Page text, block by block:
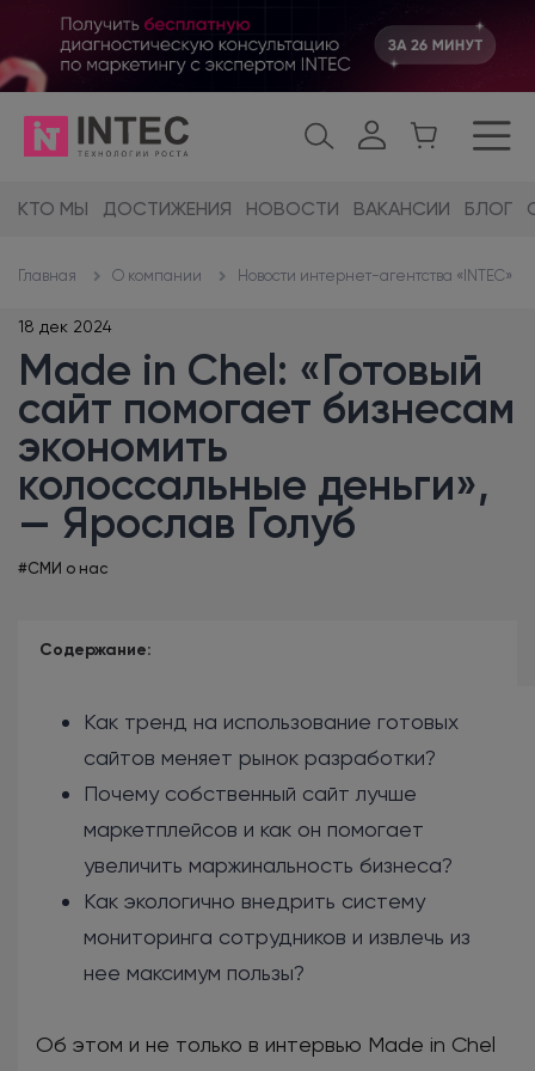
КТО МЫ ДОСТИЖЕНИЯ НОВОСТИ ВАКАНСИИ БЛОГ
Главная О компании Новости интернет-агентства «INTEC»
18 дек 2024
Made in Chel: «Готовый
сайт помогает бизнесам
экономить
колоссальные деньги»,
— Ярослав Голуб
#СМИ о нас
Содержание:
Как тренд на использование готовых
сайтов меняет рынок разработки?
Почему собственный сайт лучше
маркетплейсов и как он помогает
увеличить маржинальность бизнеса?
Как экологично внедрить систему
мониторинга сотрудников и извлечь из
нее максимум пользы?
Об этом и не только в интервью Made in Chel